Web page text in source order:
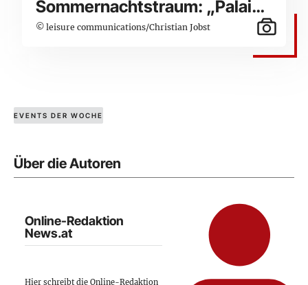
Sommernachtstraum: „Palais
Freiluft“ feierte VIP-Opening
© leisure communications/Christian Jobst
EVENTS DER WOCHE
Über die Autoren
Online-Redaktion
News.at
Hier schreibt die Online-Redaktion